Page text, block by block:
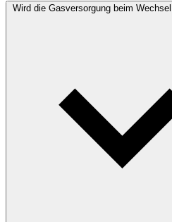
Wird die Gasversorgung beim